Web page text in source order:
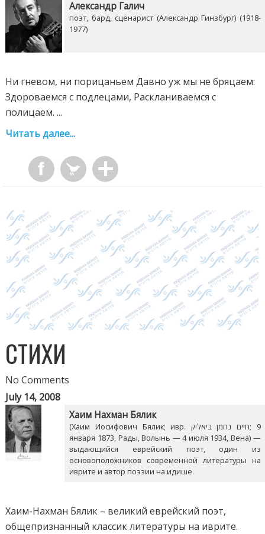
Александр Галич
поэт, бард, сценарист (Александр Гинзбург) (1918-
1977)
Ни гневом, ни порицаньем Давно уж мы не бряцаем:
Здороваемся с подлецами, Раскланиваемся с
полицаем. ...
Читать далее...
СТИХИ
No Comments
July 14, 2008
Хаим Нахман Бялик
(Хаим Иосифович Бялик; ивр. חיים נחמן ביאליק‎; 9
января 1873, Рады, Волынь — 4 июля 1934, Вена) —
выдающийся еврейский поэт, один из
основоположников современной литературы на
иврите и автор поэзии на идише.
Хаим-Нахман Бялик – великий еврейский поэт,
общепризнанный классик литературы на иврите.